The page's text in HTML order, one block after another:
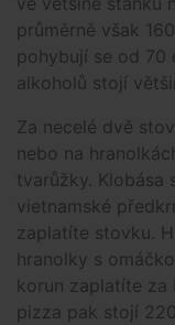
průměrně však
pohybují se od 70
alkoholů stojí
Za necelé dvě
nebo na
tvarůžky. Klobása
vietnamské
zaplatíte stovku.
hranolky s
korun zaplatíte za
pizza pak stojí